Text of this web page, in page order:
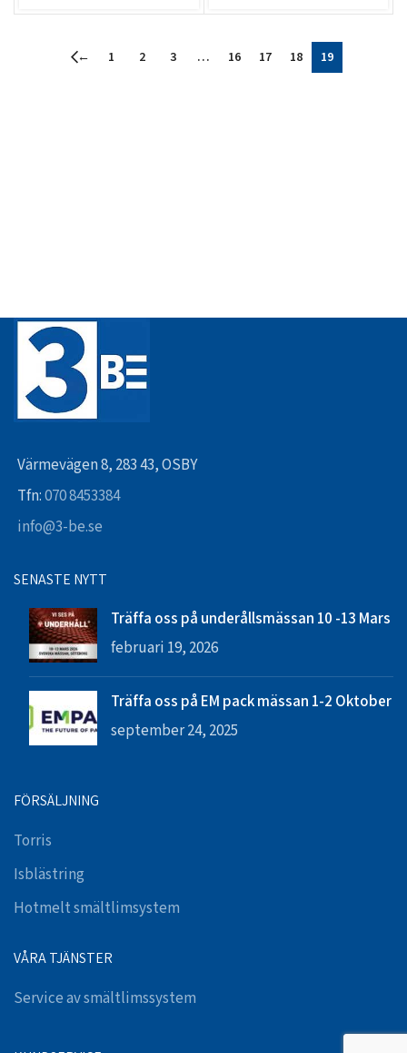
← 1 2 3 … 16 17 18 19
Värmevägen 8, 283 43, OSBY
Tfn:070 8453384
info@3-be.se
SENASTE NYTT
Träffa oss på underållsmässan 10 -13 Mars
februari 19, 2026
Träffa oss på EM pack mässan 1-2 Oktober
september 24, 2025
FÖRSÄLJNING
Torris
Isblästring
Hotmelt smältlimsystem
VÅRA TJÄNSTER
Service av smältlimssystem